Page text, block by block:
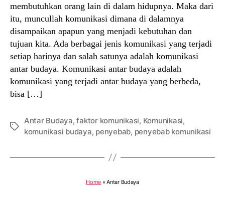
membutuhkan orang lain di dalam hidupnya. Maka dari
itu, muncullah komunikasi dimana di dalamnya
disampaikan apapun yang menjadi kebutuhan dan
tujuan kita. Ada berbagai jenis komunikasi yang terjadi
setiap harinya dan salah satunya adalah komunikasi
antar budaya. Komunikasi antar budaya adalah
komunikasi yang terjadi antar budaya yang berbeda,
bisa […]
Tags
Antar Budaya,faktor komunikasi, Komunikasi,
komunikasi budaya, penyebab, penyebab komunikasi
Home»Antar Budaya